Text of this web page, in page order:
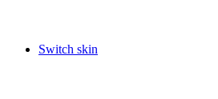
Switch skin